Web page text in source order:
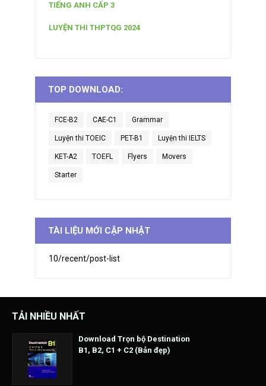
TIẾNG ANH CẤP 3
LUYỆN THI THPTQG 2024
TOP DOWNLOAD:
FCE-B2 CAE-C1 Grammar
Luyện thi TOEIC PET-B1 Luyện thi IELTS
KET-A2 TOEFL Flyers Movers
Starter
TÀI LIỆU MỚI CẬP NHẬT
10/recent/post-list
TẢI NHIỀU NHẤT
Download Trọn bộ Destination
B1, B2, C1 + C2 (Bản đẹp)